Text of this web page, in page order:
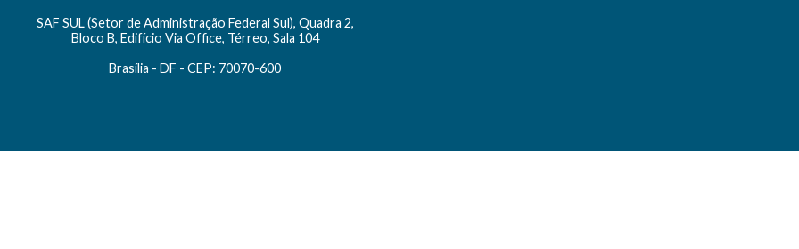
SAF SUL (Setor de Administração Federal Sul), Quadra 2,
Bloco B, Edifício Via Office, Térreo, Sala 104
Brasília - DF - CEP: 70070-600